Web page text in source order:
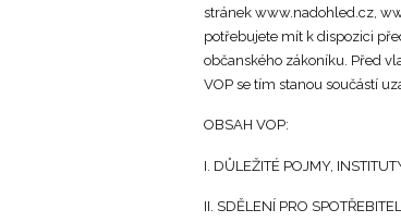
stránek www.nadohled.cz,
potřebujete mít k dispozici
občanského zákoníku. Před
VOP se tím stanou součástí
OBSAH VOP:
I. DŮLEŽITÉ POJMY,
II. SDĚLENÍ PRO